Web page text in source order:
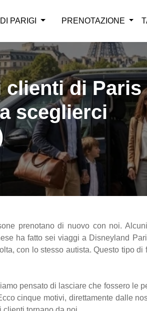
PARIGI PRENOTAZIONE
di Paris
sceglierci
prenotano di nuovo con noi.
ha fatto sei viaggi a Disneyland
con lo stesso autista. Questo tipo di
pensato di lasciare che fossero le
cinque motivi, direttamente dalle